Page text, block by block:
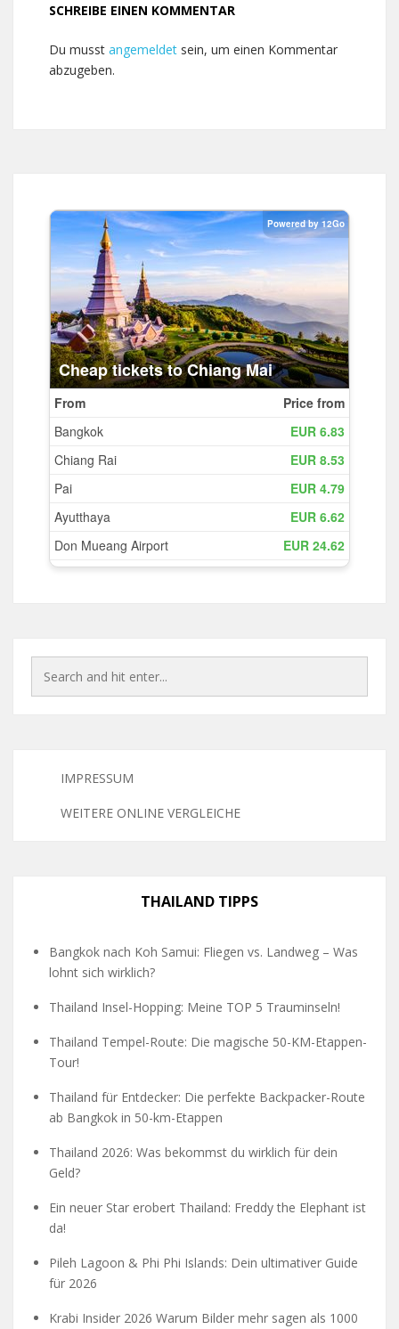
SCHREIBE EINEN KOMMENTAR
Du musst angemeldet sein, um einen Kommentar
abzugeben.
IMPRESSUM
WEITERE ONLINE VERGLEICHE
THAILAND TIPPS
Bangkok nach Koh Samui: Fliegen vs. Landweg – Was
lohnt sich wirklich?
Thailand Insel-Hopping: Meine TOP 5 Trauminseln!
Thailand Tempel-Route: Die magische 50-KM-Etappen-
Tour!
Thailand für Entdecker: Die perfekte Backpacker-Route
ab Bangkok in 50-km-Etappen
Thailand 2026: Was bekommst du wirklich für dein
Geld?
Ein neuer Star erobert Thailand: Freddy the Elephant ist
da!
Pileh Lagoon & Phi Phi Islands: Dein ultimativer Guide
für 2026
Krabi Insider 2026 Warum Bilder mehr sagen als 1000